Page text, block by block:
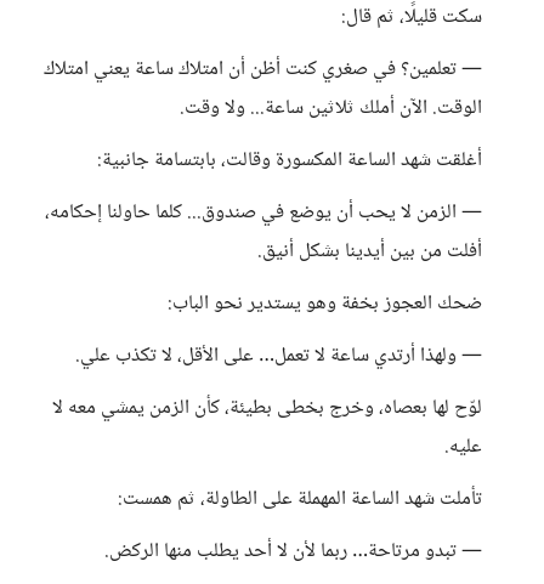
سكت قليلًا، ثم قال:
— تعلمين؟ في صغري كنت أظن أن امتلاك ساعة يعني امتلاك
الوقت. الآن أملك ثلاثين ساعة... ولا وقت.
أغلقت شهد الساعة المكسورة وقالت، بابتسامة جانبية:
— الزمن لا يحب أن يوضع في صندوق... كلما حاولنا إحكامه،
أفلت من بين أيدينا بشكل أنيق.
ضحك العجوز بخفة وهو يستدير نحو الباب:
— ولهذا أرتدي ساعة لا تعمل… على الأقل، لا تكذب علي.
لوّح لها بعصاه، وخرج بخطى بطيئة، كأن الزمن يمشي معه لا
عليه.
تأملت شهد الساعة المهملة على الطاولة، ثم همست:
— تبدو مرتاحة… ربما لأن لا أحد يطلب منها الركض.